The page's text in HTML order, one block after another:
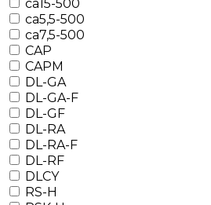
ca15-500
ca5,5-500
ca7,5-500
CAP
CAPM
DL-GA
DL-GA-F
DL-GF
DL-RA
DL-RA-F
DL-RF
DLCY
RS-H